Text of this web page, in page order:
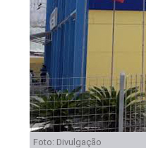
Foto: Divulgação